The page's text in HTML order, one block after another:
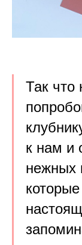
Так что
к нам и
нежных